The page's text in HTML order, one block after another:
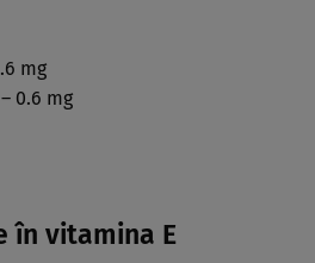
mg
0.6 mg
în vitamina E